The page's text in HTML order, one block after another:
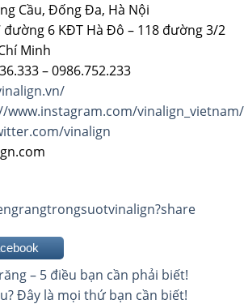
Cầu, Đống Đa, Hà Nội
đường 6 KĐT Hà Đô – 118 đường 3/2
Minh
– 0986.752.233
www.instagram.com/vinalign_vietnam/
vinalign
– 5 điều bạn cần phải biết!
Đây là mọi thứ bạn cần biết!